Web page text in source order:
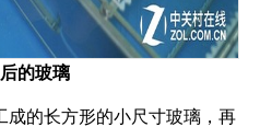
的玻璃
的长方形的小尺寸玻璃，再